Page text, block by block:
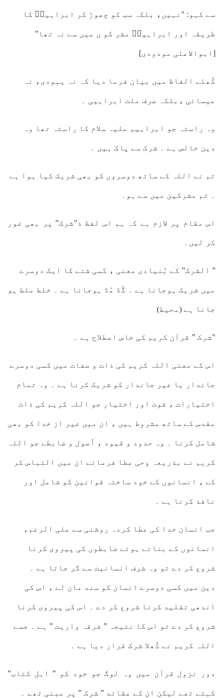
سے کہو: "نہیں، بلکہ سب کو چھوڑ کر ابراہیمؑ کا
طریقہ اور ابراہیمؑ مشر کو ں میں سے نہ تھا”
[ابوالاعلی مودودی]
کُھلے الفاظ میں بیان فرما دیا کہ نہ یہودی، نہ
عیسائی ،بلکہ صرف ملت ابراہیی ۔
وہ راستہ جو ابراہیم علیہ سلام کا راستہ تھا وہ
دین خالص ہے ۔ شرک سے پاک ہیں ۔
تم نے اللہ کے ساتھ دوسروں کو بھی شریک کیا ہوا ہے
۔ تم مشرکین میں سے ہو۔
اس مقام پر لازم ہے کہ ہم اس لفظ ذ”شرک” پر بھی غور
کر لیں۔
” الشرک” کے بُنیادی معنی ، کسی شئے کا ایک دوسرے
میں شریک ہوجانا ہے ۔ گُڈ مُڈ ہوجانا ہے ۔ خلط ملط ہو
جانا ہے (محیط)
"شرک ” قرآن کریم کی خاص اصطلاح ہے ۔
اس کے معنی اللہ کریم کی ذات و صفات میں کسی دوسرے
جاندار یا غیر جاندار کو شریک کرنا ہے ۔ وہ تمام
اختیارات ، قوت اور اختیار جو اللہ کریم کی ذات
مقدس کے ساتھ مشروط ہیں ، ان میں غیر از خدا کو بھی
شامل کرنا ۔ وہ حدود و قیود ، اُصول و ضابطے جو اللہ
کریم نے بذریعہ وحی عطا فرمائے ان میں التباس کر
کے ، انسانوں کے خود ساختہ قوانین کو شامل اور
نافذ کرنا ہے ۔
جب انسان خدا کی عطا کردہ روشنی سے علی الرغم،
انسانوں کے بنائے ہوئے ضابطوں کی پیروی کرنا
شروع کر دے تو وہ شرف انسانیت سے گر جاتا ہے ۔
دین میں کسی دوسرے انسان کو سند مان لے ، اس کی
اندھی تقلید کرنا شروع کر دے ۔ اس کی پیروی کرنا
شروع کر دے تو اس کا نتیجہ ” فرقہ واریت ” ہے ۔ جسے
اللہ کریم نے کُھلا شرک قرار دیا ہے ۔
دور نزول قرآن میں وہ لوگ جو خود کو ” اہل کتاب”
کہتے تھے لیکن ان کے عقائد ” شرک ” پر مبنی تھے ۔